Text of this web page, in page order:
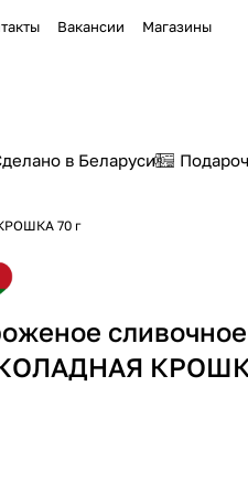
Вакансии Магазины
в Беларуси
70 г